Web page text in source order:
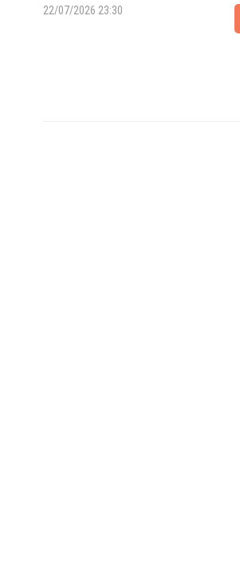
22/07/2026 23:30